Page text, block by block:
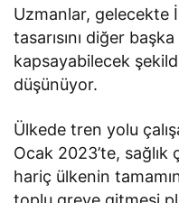
Uzmanlar, gelecekte
tasarısını diğer
kapsayabilecek
düşünüyor.
Ülkede tren yolu
Ocak 2023’te, sağlık
hariç ülkenin